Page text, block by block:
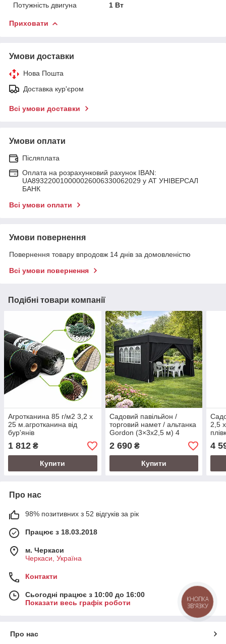
Потужність двигуна
1 Вт
Приховати
Умови доставки
Нова Пошта
Доставка кур'єром
Всі умови доставки
Умови оплати
Післяплата
Оплата на розрахунковий рахунок IBAN:
UA893220010000026006330062029 у АТ УНІВЕРСАЛ
БАНК
Всі умови оплати
Умови повернення
Повернення товару впродовж 14 днів за домовленістю
Всі умови повернення
Подібні товари компанії
Агротканина 85 г/м2 3,2 х
25 м.агротканина від
бур'янів
1 812 ₴
Купити
Садовий павільйон /
торговий намет / альтанка
Gordon (3×3х2,5 м) 4
стіни, з вікнами
та захистом UV 50+
(Графітовий)
2 690₴
Купити
2,5
4
Про нас
98% позитивних з 52 відгуків за рік
Працює з 18.03.2018
м. Черкаси
Черкаси, Україна
Контакти
Сьогодні працює з 10:00 до 16:00
Показати весь графік роботи
Про нас
КНОПКА
ЗВ'ЯЗКУ